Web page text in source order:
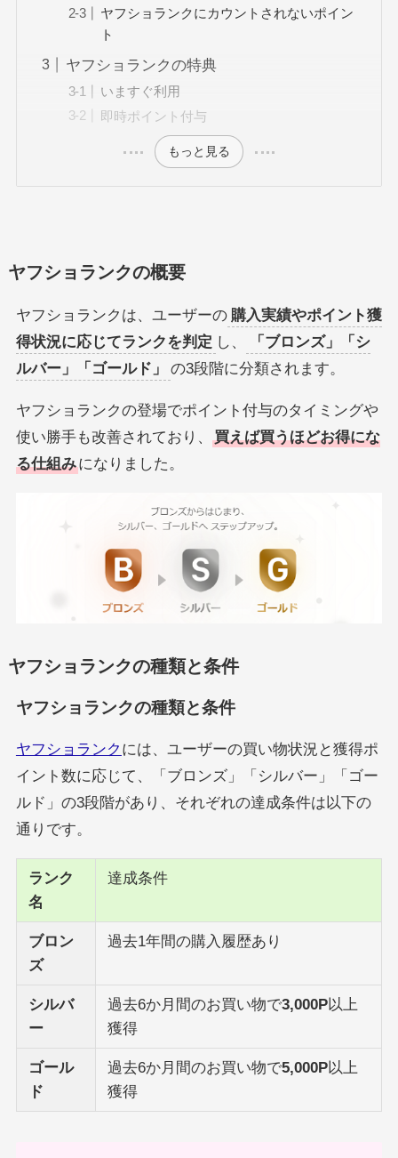
ヤフショランクにカウントされないポイン
ト
ヤフショランクの特典
いますぐ利用
即時ポイント付与
もっと見る
ヤフショランクの概要
ヤフショランクは、ユーザーの 購入実績やポイント獲
得状況に応じてランクを判定 し、
「ブロンズ」「シ
ルバー」「ゴールド」
の3段階に分類されます。
ヤフショランクの登場でポイント付与のタイミングや
使い勝手も改善されており、
買えば買うほどお得にな
る仕組みになりました。
ヤフショランクの種類と条件
ヤフショランクの種類と条件
ヤフショランク には、ユーザーの買い物状況と獲得ポ
イント数に応じて、「ブロンズ」「シルバー」「ゴー
ルド」の3段階があり、それぞれの達成条件は以下の
通りです。
ランク
名
達成条件
ブロン
ズ
過去1年間の購入履歴あり
シルバ
ー
過去6か月間のお買い物で3,000P以上
獲得
ゴール
ド
過去6か月間のお買い物で5,000P以上
獲得